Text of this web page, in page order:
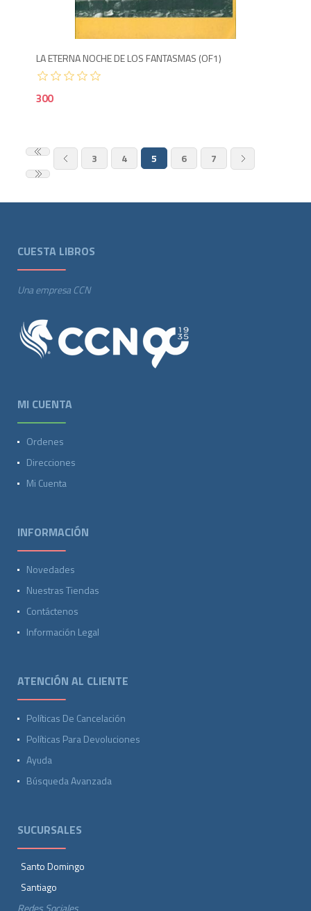
LA ETERNA NOCHE DE LOS FANTASMAS (OF1)
300
3 4 5 6 7
CUESTA LIBROS
Una empresa CCN
MI CUENTA
Ordenes
Direcciones
Mi Cuenta
INFORMACIÓN
Novedades
Nuestras Tiendas
Contáctenos
Información Legal
ATENCIÓN AL CLIENTE
Políticas De Cancelación
Políticas Para Devoluciones
Ayuda
Búsqueda Avanzada
SUCURSALES
Santo Domingo
Santiago
Redes Sociales